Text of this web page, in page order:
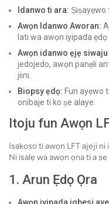
Idanwo ti ara: Ṣiṣayẹwo
Awọn Idanwo Aworan:
lati wa awọn iyipada
Awọn idanwo ẹjẹ
jedojedo, awọn panẹli
jiini.
Biopsy ẹdọ: Fun ayẹwo
onibaje ti ko ṣe alaye.
Itoju fun Awọn
Isakoso ti awọn LFT ajeji
Ni isalẹ wa awọn ọna ti a
1. Arun Ẹdọ Ọra